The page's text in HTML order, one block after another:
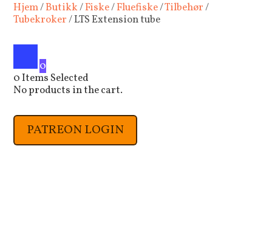
Hjem/Butikk/Fiske/Fluefiske/Tilbehør/
Tubekroker/ LTS Extension tube
0
0Items Selected
No products in the cart.
PATREON LOGIN